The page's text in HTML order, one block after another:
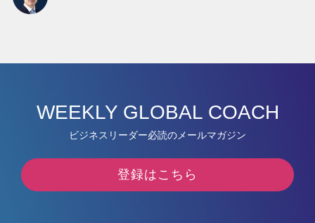
WEEKLY GLOBAL COACH
ビジネスリーダー必読のメールマガジン
登録はこちら